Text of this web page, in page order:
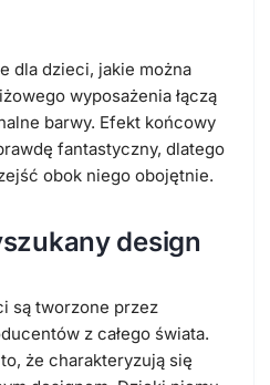
dla dzieci, jakie można
wyposażenia łączą
barwy. Efekt końcowy
fantastyczny, dlatego
obok niego obojętnie.
design
są tworzone przez
z całego świata.
że charakteryzują się